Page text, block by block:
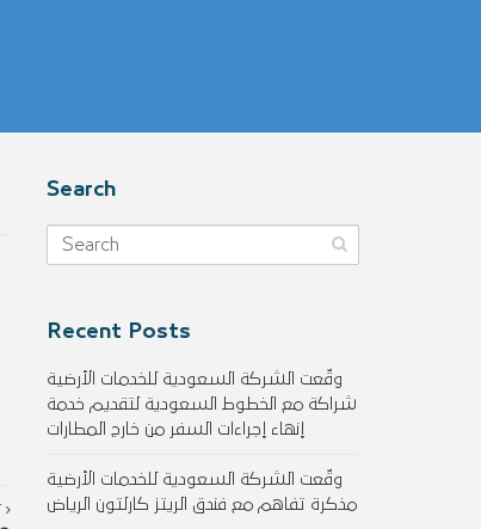
Search
Recent Posts
وقّعت الشركة السعودية للخدمات الأرضية
شراكة مع الخطوط السعودية لتقديم خدمة
إنهاء إجراءات السفر من خارج المطارات
وقّعت الشركة السعودية للخدمات الأرضية
مذكرة تفاهم مع فندق الريتز كارلتون الرياض